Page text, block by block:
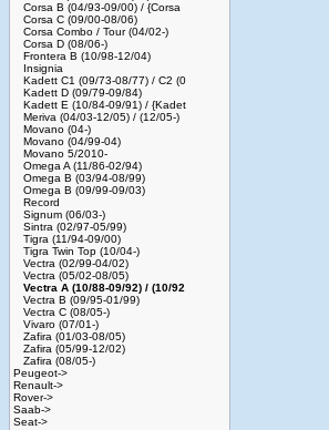
Corsa B (04/93-09/00) / {Corsa
Corsa C (09/00-08/06)
Corsa Combo / Tour (04/02-)
Corsa D (08/06-)
Frontera B (10/98-12/04)
Insignia
Kadett C1 (09/73-08/77) / C2 (0
Kadett D (09/79-09/84)
Kadett E (10/84-09/91) / {Kadet
Meriva (04/03-12/05) / (12/05-)
Movano (04-)
Movano (04/99-04)
Movano 5/2010-
Omega A (11/86-02/94)
Omega B (03/94-08/99)
Omega B (09/99-09/03)
Record
Signum (06/03-)
Sintra (02/97-05/99)
Tigra (11/94-09/00)
Tigra Twin Top (10/04-)
Vectra (02/99-04/02)
Vectra (05/02-08/05)
Vectra A (10/88-09/92) / (10/92
Vectra B (09/95-01/99)
Vectra C (08/05-)
Vivaro (07/01-)
Zafira (01/03-08/05)
Zafira (05/99-12/02)
Zafira (08/05-)
Peugeot->
Renault->
Rover->
Saab->
Seat->